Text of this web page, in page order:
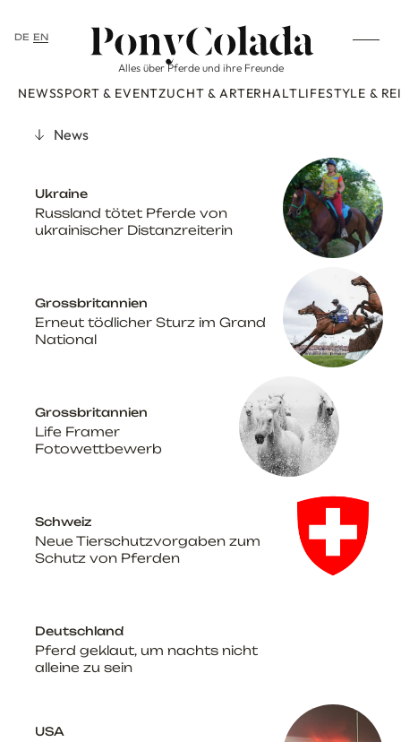
DE EN
Alles über Pferde und ihre Freunde
NEWSSPORT & EVENTZUCHT & ARTERHALTLIFESTYLE &
News
Ukraine
Russland tötet Pferde von
ukrainischer Distanzreiterin
Grossbritannien
Erneut tödlicher Sturz im Grand
National
Grossbritannien
Life Framer
Fotowettbewerb
Schweiz
Neue Tierschutzvorgaben zum
Schutz von Pferden
Deutschland
Pferd geklaut, um nachts nicht
alleine zu sein
USA